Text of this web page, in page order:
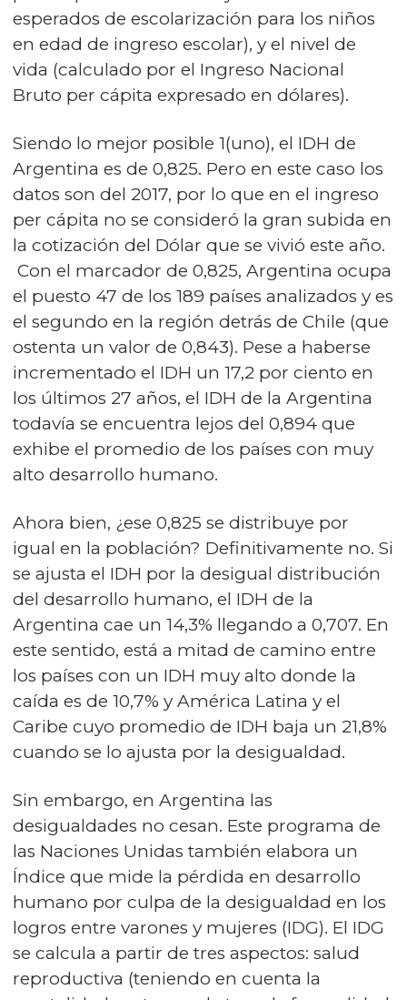
esperados de escolarización para los niños
en edad de ingreso escolar), y el nivel de
vida (calculado por el Ingreso Nacional
Bruto per cápita expresado en dólares).
Siendo lo mejor posible 1(uno), el IDH de
Argentina es de 0,825. Pero en este caso los
datos son del 2017, por lo que en el ingreso
per cápita no se consideró la gran subida en
la cotización del Dólar que se vivió este año.
Con el marcador de 0,825, Argentina ocupa
el puesto 47 de los 189 países analizados y es
el segundo en la región detrás de Chile (que
ostenta un valor de 0,843). Pese a haberse
incrementado el IDH un 17,2 por ciento en
los últimos 27 años, el IDH de la Argentina
todavía se encuentra lejos del 0,894 que
exhibe el promedio de los países con muy
alto desarrollo humano.
Ahora bien, ¿ese 0,825 se distribuye por
igual en la población? Definitivamente no. Si
se ajusta el IDH por la desigual distribución
del desarrollo humano, el IDH de la
Argentina cae un 14,3% llegando a 0,707. En
este sentido, está a mitad de camino entre
los países con un IDH muy alto donde la
caída es de 10,7% y América Latina y el
Caribe cuyo promedio de IDH baja un 21,8%
cuando se lo ajusta por la desigualdad.
Sin embargo, en Argentina las
desigualdades no cesan. Este programa de
las Naciones Unidas también elabora un
Índice que mide la pérdida en desarrollo
humano por culpa de la desigualdad en los
logros entre varones y mujeres (IDG). El IDG
se calcula a partir de tres aspectos: salud
reproductiva (teniendo en cuenta la